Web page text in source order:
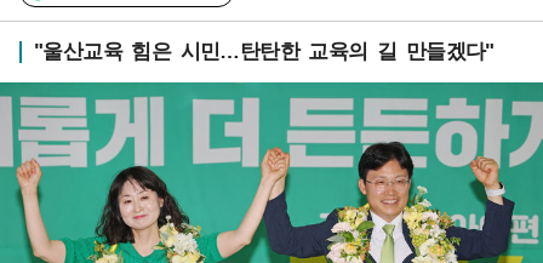
"울산교육 힘은 시민…탄탄한 교육의 길 만들겠다"